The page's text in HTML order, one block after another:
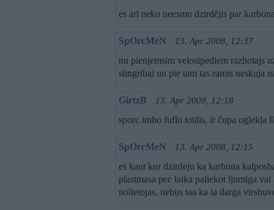
es arī neko neesmu dzirdējis par
SpOrcMeN 13. Apr 2008, 12:37
nu pienjemsim velosipediem razhotajs
stingribai un pie tam tas ramis neskuja
GirtzB 13. Apr 2008, 12:18
sporc imho fuflo totāls, ir čupa oglekļa
SpOrcMeN 13. Apr 2008, 12:15
es kaut kur dzirdeju ka karbona
plastmasa pec laika paliekot ljumiga
nolietojas. nebus taa ka ta darga